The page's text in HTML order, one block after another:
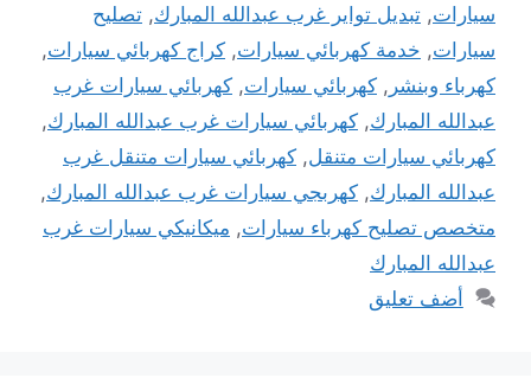
سيارات, تبديل تواير غرب عبدالله المبارك, تصليح
سيارات, خدمة كهربائي سيارات, كراج كهربائي سيارات,
كهرباء وبنشر , كهربائي سيارات, كهربائي سيارات غرب
عبدالله المبارك, كهربائي سيارات غرب عبدالله المبارك,
كهربائي سيارات متنقل, كهربائي سيارات متنقل غرب
عبدالله المبارك, كهربجي سيارات غرب عبدالله المبارك,
متخصص تصليح كهرباء سيارات, ميكانيكي سيارات غرب
عبدالله المبارك
أضف تعليق